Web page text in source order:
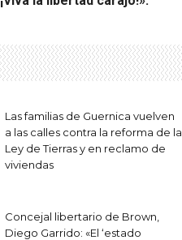
Las familias de Guernica vuelven
a las calles contra la reforma de la
Ley de Tierras y en reclamo de
viviendas
Concejal libertario de Brown,
Diego Garrido: «El ‘estado